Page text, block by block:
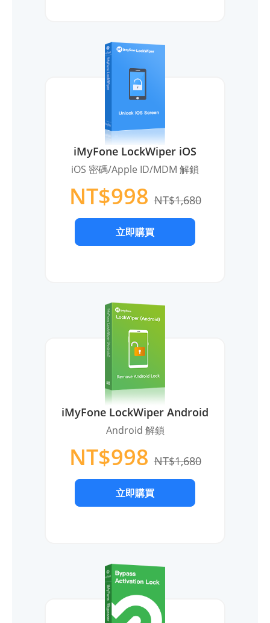
iMyFone LockWiper iOS
iOS 密碼/Apple ID/MDM 解鎖
NT$998 NT$1,680
立即購買
iMyFone LockWiper Android
Android 解鎖
NT$998 NT$1,680
立即購買